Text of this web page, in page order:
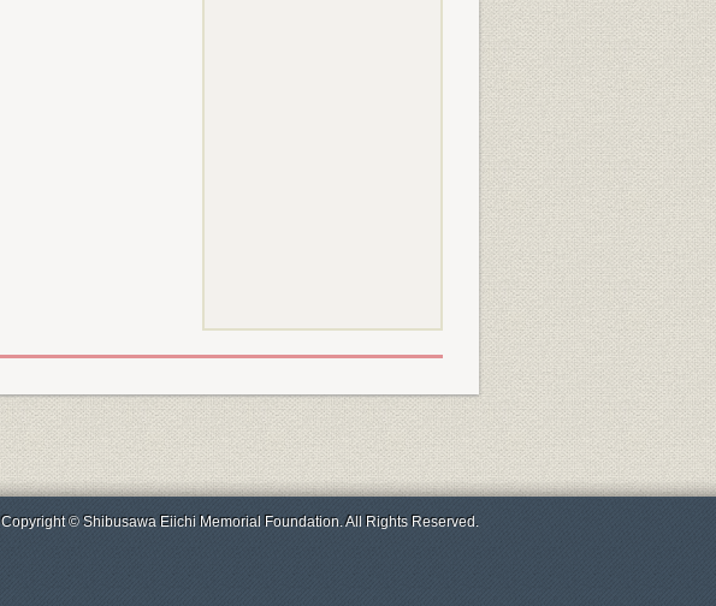
Copyright © Shibusawa Eiichi Memorial Foundation. All Rights Reserved.